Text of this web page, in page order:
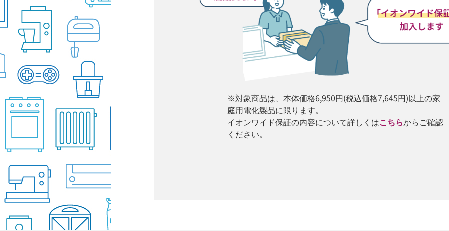
※対象商品は、本体価格6,950円(税込価格7,645円)以上の家
庭用電化製品に限ります。
イオンワイド保証の内容について詳しくはこちらからご確認
ください。